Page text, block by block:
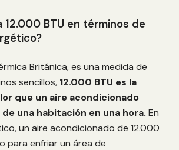
12.000 BTU en términos de
Británica, es una medida de
sencillos, 12.000 BTU es la
que un aire acondicionado
una habitación en una hora. En
un aire acondicionado de 12.000
para enfriar un área de